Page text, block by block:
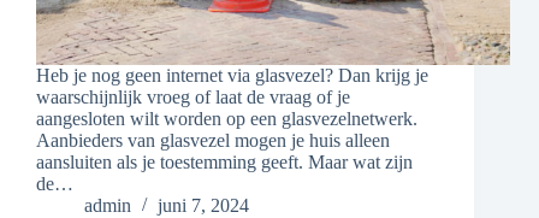
Heb je nog geen internet via glasvezel? Dan krijg je
waarschijnlijk vroeg of laat de vraag of je
aangesloten wilt worden op een glasvezelnetwerk.
Aanbieders van glasvezel mogen je huis alleen
aansluiten als je toestemming geeft. Maar wat zijn
de…
admin
juni 7, 2024